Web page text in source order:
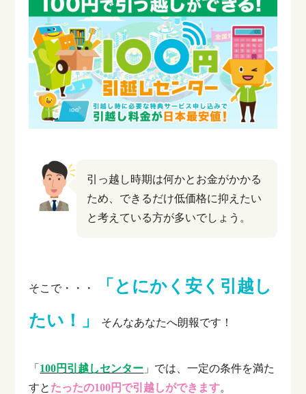
引っ越し時期は何かとお金がかかる
ため、できるだけ低価格に抑えたい
と考えている方が多いでしょう。
そこで・・・
「とにかく安く引越し
たい！」
そんなあなたへ朗報です！
「 100円引越しセンター 」では、一定の条件を満た
すと たったの100円で引越しができます。